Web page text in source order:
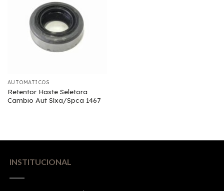
AUTOMATICOS
Retentor Haste Seletora
Cambio Aut Slxa/Spca 1467
INSTITUCIONAL